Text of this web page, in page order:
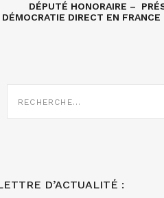
DÉPUTÉ HONORAIRE –
DÉMOCRATIE DIRECT EN
SUR
D’ACTUALITÉ :